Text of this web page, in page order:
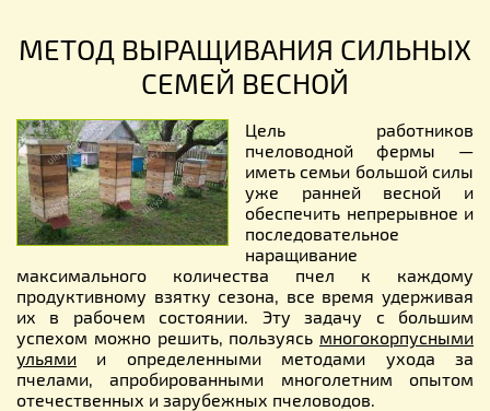
МЕТОД ВЫРАЩИВАНИЯ СИЛЬНЫХ
СЕМЕЙ ВЕСНОЙ
Цель работников
пчеловодной фермы —
иметь семьи большой силы
уже ранней весной и
обеспечить непрерывное и
последовательное
наращивание
максимального количества пчел к каждому
продуктивному взятку сезона, все время удерживая
их в рабочем состоянии. Эту задачу с большим
успехом можно решить, пользуясь многокорпусными
ульями и определенными методами ухода за
пчелами, апробированными многолетним опытом
отечественных и зарубежных пчеловодов.